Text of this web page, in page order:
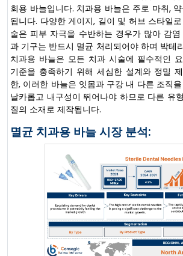
회용 바늘입니다. 치과용 바늘은 주로 마취,
됩니다. 다양한 게이지, 길이 및 허브 스타일
술은 피부 자극을 수반하는 경우가 많아 감
과 기구는 반드시 멸균 처리되어야 하며 박테
치과용 바늘은 모든 치과 시술에 필수적인
기준을 충족하기 위해 세심한 설계와 정밀
한, 이러한 바늘은 잇몸과 구강 내 다른 조직
날카롭고 내구성이 뛰어나야 하므로 다른 유
질의 소재로 제작됩니다.
멸균 치과용 바늘 시장 분석: